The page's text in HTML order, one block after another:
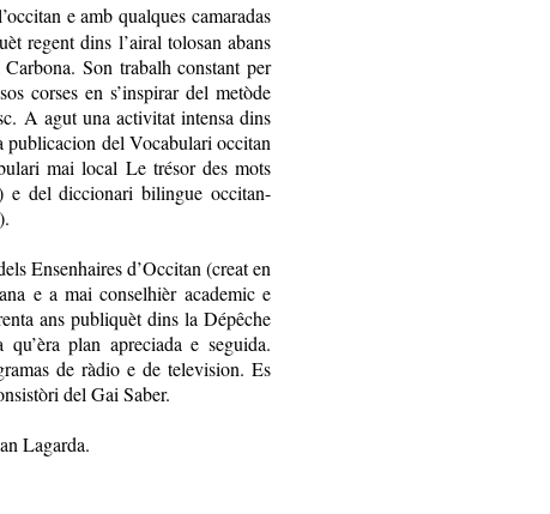
e amb qualques camaradas
regent dins l’airal tolosan abans
Son trabalh constant per
corses en s’inspirar del metòde
A agut una activitat intensa dins
publicacion del Vocabulari occitan
mai local Le trésor des mots
e del diccionari bilingue occitan-
Ensenhaires d’Occitan (creat en
e a mai conselhièr academic e
ans publiquèt dins la Dépêche
plan apreciada e seguida.
de ràdio e de television. Es
del Gai Saber.
Lagarda.